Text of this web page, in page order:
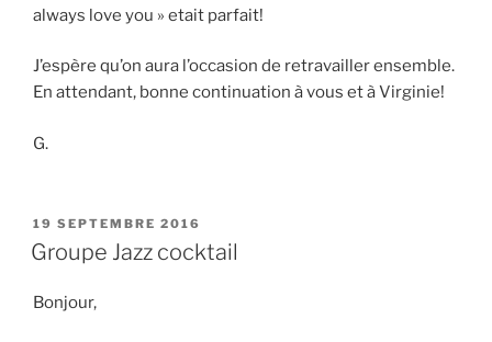
always love you » etait parfait!
J’espère qu’on aura l’occasion de retravailler ensemble.
En attendant, bonne continuation à vous et à Virginie!
G.
PUBLIÉ
LE
19 SEPTEMBRE 2016
Groupe Jazz cocktail
Bonjour,